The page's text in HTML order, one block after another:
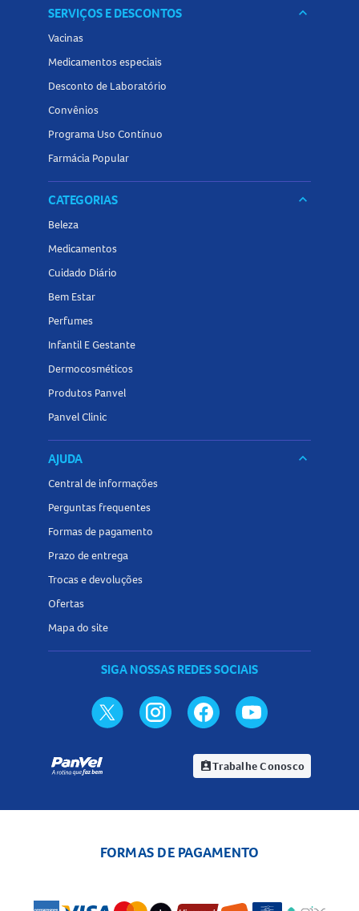
SERVIÇOS E DESCONTOS keyboard_arrow_down
Vacinas
Medicamentos especiais
Desconto de Laboratório
Convênios
Programa Uso Contínuo
Farmácia Popular
CATEGORIAS keyboard_arrow_down
Beleza
Medicamentos
Cuidado Diário
Bem Estar
Perfumes
Infantil E Gestante
Dermocosméticos
Produtos Panvel
Panvel Clinic
AJUDA keyboard_arrow_down
Central de informações
Perguntas frequentes
Formas de pagamento
Prazo de entrega
Trocas e devoluções
Ofertas
Mapa do site
SIGA NOSSAS REDES SOCIAIS
assignment_indTrabalhe Conosco
FORMAS DE PAGAMENTO